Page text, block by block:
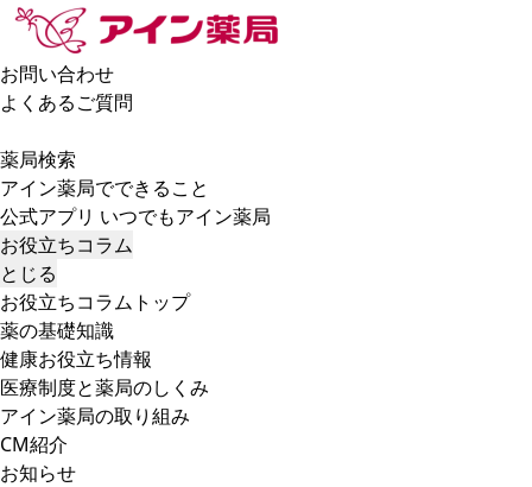
お問い合わせ
よくあるご質問
薬局検索
アイン薬局でできること
公式アプリ いつでもアイン薬局
お役立ちコラム
とじる
お役立ちコラムトップ
薬の基礎知識
健康お役立ち情報
医療制度と薬局のしくみ
アイン薬局の取り組み
CM紹介
お知らせ